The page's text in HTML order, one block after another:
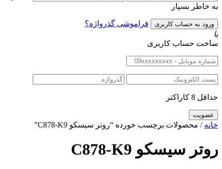
به خاطر بسپار
فراموشی گذرواژه؟
یا
ساخت حساب کاربری
حداقل 8 کاراکتر
خانه / محصولات برچسب خورده “روتر سیسکو C878-K9”
روتر سیسکو C878-K9